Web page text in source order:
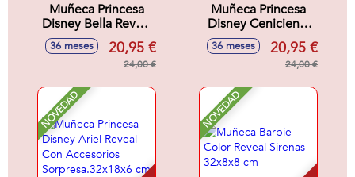
Muñeca Princesa
Disney Bella Reveal
Con Accesorios
Sorpresa.32x18x6
36 meses 20,95 €
24,00 €
Muñeca Princesa
Disney Cenicienta
Reveal Con
Accesorios
Sorpresa.32x18x6
36 meses 20,95 €
24,00 €
NOVEDAD NOVEDAD